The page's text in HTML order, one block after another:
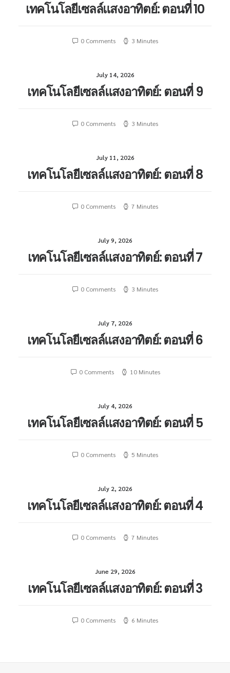
เทคโนโลยีเซลล์แสงอาทิตย์: ตอนที่ 10
0 Comments 3 Minutes
July 14, 2026
เทคโนโลยีเซลล์แสงอาทิตย์: ตอนที่ 9
0 Comments 3 Minutes
July 11, 2026
เทคโนโลยีเซลล์แสงอาทิตย์: ตอนที่ 8
0 Comments 7 Minutes
July 9, 2026
เทคโนโลยีเซลล์แสงอาทิตย์: ตอนที่ 7
0 Comments 3 Minutes
July 7, 2026
เทคโนโลยีเซลล์แสงอาทิตย์: ตอนที่ 6
0 Comments 10 Minutes
July 4, 2026
เทคโนโลยีเซลล์แสงอาทิตย์: ตอนที่ 5
0 Comments 5 Minutes
July 2, 2026
เทคโนโลยีเซลล์แสงอาทิตย์: ตอนที่ 4
0 Comments 7 Minutes
June 29, 2026
เทคโนโลยีเซลล์แสงอาทิตย์: ตอนที่ 3
0 Comments 6 Minutes